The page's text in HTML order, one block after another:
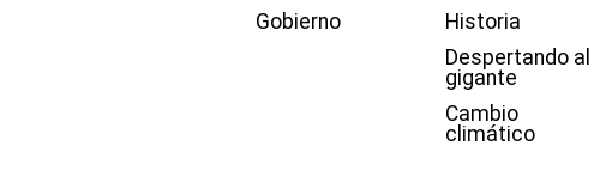
Gobierno
Historia
Despertando al
gigante
Cambio
climático